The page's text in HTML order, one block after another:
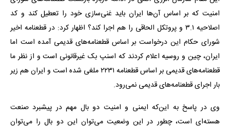
امنیت که بر اساس آن‌ها ایران باید غنی‌سازی خود را تعطیل کند و کد
اصلاحیه ۳.۱ و پروتکل الحاقی را هم اجرا کند؟ اظهار کرد: در قطعنامه اخیر
شورای حکام این درخواست بر اساس قطعنامه‌های قدیمی آمده است اما
ایران، چین و روسیه اعلام کردند که اسنپ بک غیرقانونی است و از نظر ما
قطعنامه‌های قدیمی بر اساس قطعنامه ۲۲۳۱ ملغی شده است و ایران هم زیر
بار اجرای قطعنامه‌های قدیمی نمی‌رود.
وی در پاسخ به این‌که ایمنی و امنیت دو بال مهم در پیشبرد صنعت
هسته‌ای است، چطور در این وضعیت می‌توان این دو بال را می‌توان